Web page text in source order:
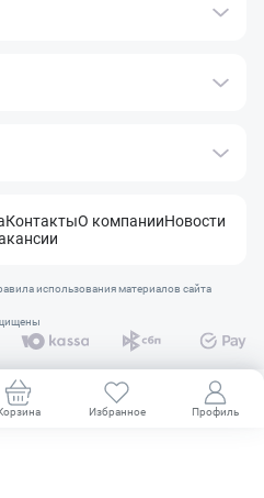
КонтактыО компанииНовости
использования материалов сайта
Избранное Профиль